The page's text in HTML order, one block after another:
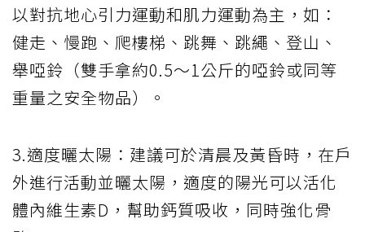
以對抗地心引力運動和肌力運動為主，如：
健走、慢跑、爬樓梯、跳舞、跳繩、登山、
舉啞鈴（雙手拿約0.5～1公斤的啞鈴或同等
重量之安全物品）。
3.適度曬太陽：建議可於清晨及黃昏時，在戶
外進行活動並曬太陽，適度的陽光可以活化
體內維生素D，幫助鈣質吸收，同時強化骨